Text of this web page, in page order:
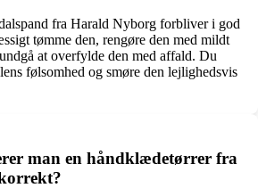
fra Harald Nyborg forbliver i god
tømme den, rengøre den med mildt
at overfylde den med affald. Du
følsomhed og smøre den lejlighedsvis
man en håndklædetørrer fra